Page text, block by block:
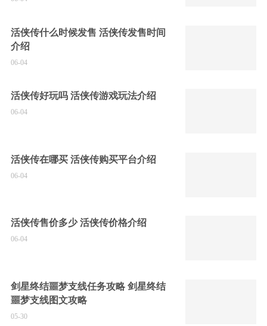
活侠传什么时候发售 活侠传发售时间
介绍
06-04
活侠传好玩吗 活侠传游戏玩法介绍
06-04
活侠传在哪买 活侠传购买平台介绍
06-04
活侠传售价多少 活侠传价格介绍
06-04
剑星终结噩梦支线任务攻略 剑星终结
噩梦支线图文攻略
05-30